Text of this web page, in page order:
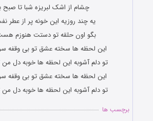
چشام از اشک لبریزه شبا تا صبح
یه چند روزیه این خونه پر از عطر
بگو اون حلقه تو دستت هنوزم
این لحظه ها سخته عشق تو بی وقفه
تو دلم آشوبه این لحظه ها خوبه دل من
این لحظه ها سخته عشق تو بی وقفه
تو دلم آشوبه این لحظه ها خوبه دل من
برچسب ها